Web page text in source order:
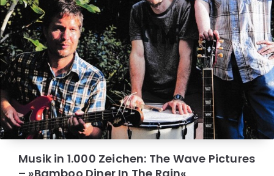
Musik in 1.000 Zeichen: The Wave Pictures